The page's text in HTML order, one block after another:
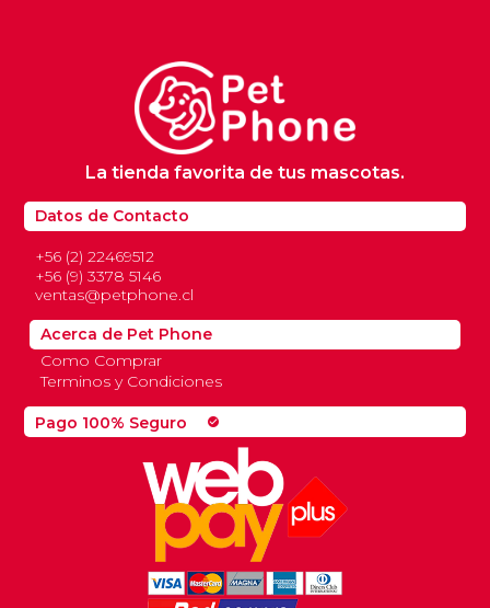
Pago 100% Seguro check_circle
Datos de Contacto
+56 (2) 22469512
+56 (9) 3378 5146
ventas@petphone.cl
La tienda favorita de tus mascotas.
Acerca de Pet Phone
Como Comprar
Terminos y Condiciones